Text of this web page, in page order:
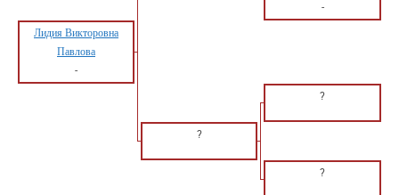
-
Лидия Викторовна
Павлова
-
?
?
?